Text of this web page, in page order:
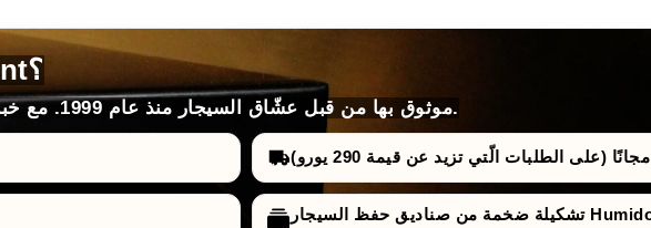
لماذا تختار HumidorDiscount؟
موثوق بها من قبل عشّاق السيجار منذ عام 1999. مع خبرة لا مثيل لها، واختيارات، وأسعار وضمانات.
مجانًا (على الطلبات الّتي تزيد عن قيمة 290 يورو)